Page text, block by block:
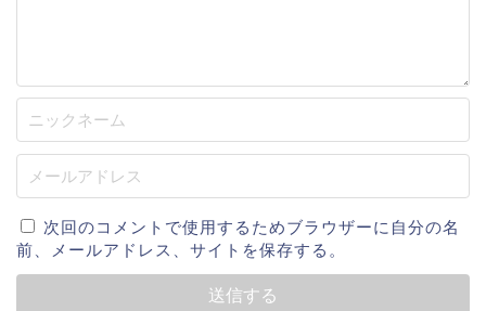
次回のコメントで使用するためブラウザーに自分の名
前、メールアドレス、サイトを保存する。